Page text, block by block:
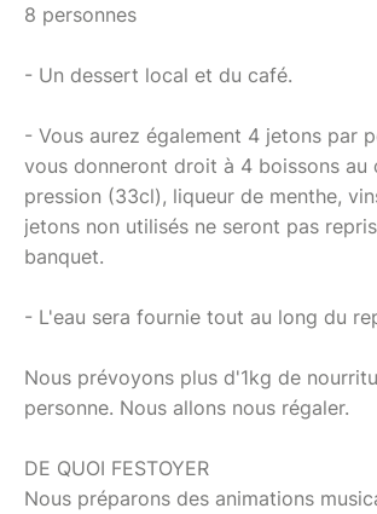
8 personnes
- Un dessert local et du café.
- Vous aurez également 4 jetons par
vous donneront droit à 4 boissons au
pression (33cl), liqueur de menthe,
jetons non utilisés ne seront pas
banquet.
- L'eau sera fournie tout au long du
Nous prévoyons plus d'1kg de
personne. Nous allons nous régaler.
DE QUOI FESTOYER
Nous préparons des animations